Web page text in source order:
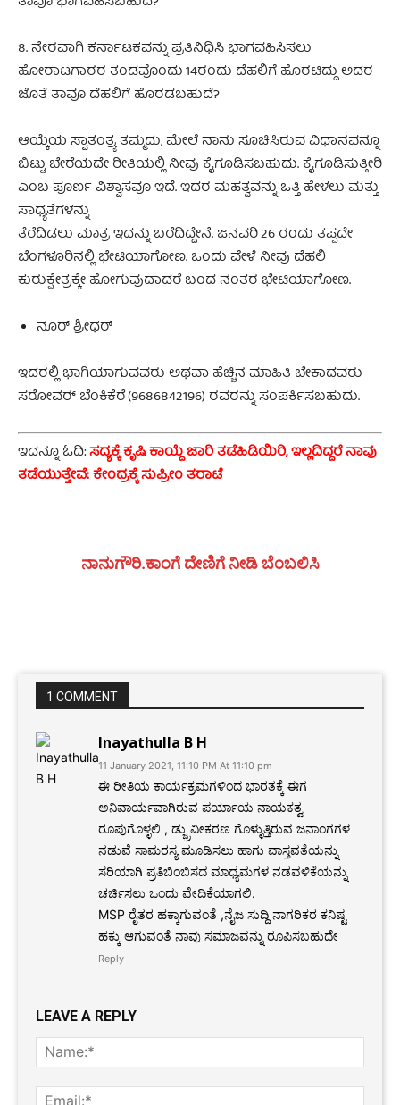
8. ನೇರವಾಗಿ ಕರ್ನಾಟಕವನ್ನು ಪ್ರತಿನಿಧಿಸಿ ಭಾಗವಹಿಸಿಸಲು
ಹೋರಾಟಗಾರರ ತಂಡವೊಂದು 14ರಂದು ದೆಹಲಿಗೆ ಹೊರಟಿದ್ದು ಅದರ
ಜೊತೆ ತಾವೂ ದೆಹಲಿಗೆ ಹೊರಡಬಹುದೆ?
ಆಯ್ಕೆಯ ಸ್ವಾತಂತ್ರ್ಯ ತಮ್ಮದು, ಮೇಲೆ ನಾನು ಸೂಚಿಸಿರುವ ವಿಧಾನವನ್ನೂ
ಬಿಟ್ಟು ಬೇರೆಯದೇ ರೀತಿಯಲ್ಲಿ ನೀವು ಕೈಗೂಡಿಸಬಹುದು. ಕೈಗೂಡಿಸುತ್ತೀರಿ
ಎಂಬ ಪೂರ್ಣ ವಿಶ್ವಾಸವೂ ಇದೆ. ಇದರ ಮಹತ್ವವನ್ನು ಒತ್ತಿ ಹೇಳಲು ಮತ್ತು
ಸಾಧ್ಯತೆಗಳನ್ನು
ತೆರೆದಿಡಲು ಮಾತ್ರ ಇದನ್ನು ಬರೆದಿದ್ದೇನೆ. ಜನವರಿ 26 ರಂದು ತಪ್ಪದೇ
ಬೆಂಗಳೂರಿನಲ್ಲಿ ಭೇಟಿಯಾಗೋಣ. ಒಂದು ವೇಳೆ ನೀವು ದೆಹಲಿ
ಕುರುಕ್ಷೇತ್ರಕ್ಕೇ ಹೋಗುವುದಾದರೆ ಬಂದ ನಂತರ ಭೇಟಿಯಾಗೋಣ.
ನೂರ್ ಶ್ರೀಧರ್
ಇದರಲ್ಲಿ ಭಾಗಿಯಾಗುವವರು ಅಥವಾ ಹೆಚ್ಚಿನ ಮಾಹಿತಿ ಬೇಕಾದವರು
ಸರೋವರ್‍ ಬೆಂಕಿಕೆರೆ (9686842196) ರವರನ್ನು ಸಂಪರ್ಕಿಸಬಹುದು.
ಇದನ್ನೂ ಓದಿ:ಸದ್ಯಕ್ಕೆ ಕೃಷಿ ಕಾಯ್ದೆ ಜಾರಿ ತಡೆಹಿಡಿಯಿರಿ, ಇಲ್ಲದಿದ್ದರೆ ನಾವು
ತಡೆಯುತ್ತೇವೆ: ಕೇಂದ್ರಕ್ಕೆ ಸುಪ್ರೀಂ ತರಾಟೆ
ನಾನುಗೌರಿ.ಕಾಂಗೆ ದೇಣಿಗೆ ನೀಡಿ ಬೆಂಬಲಿಸಿ
1 COMMENT
Inayathulla B H
11 January 2021, 11:10 PM At 11:10 pm
ಈ ರೀತಿಯ ಕಾರ್ಯಕ್ರಮಗಳಿಂದ ಭಾರತಕ್ಕೆ ಈಗ
ಅನಿವಾರ್ಯವಾಗಿರುವ ಪರ್ಯಾಯ ನಾಯಕತ್ವ
ರೂಪುಗೊಳ್ಳಲಿ , ಡ್ಜ್ರುವೀಕರಣ ಗೊಳ್ಳುತ್ತಿರುವ ಜನಾಂಗಗಳ
ನಡುವೆ ಸಾಮರಸ್ಯ ಮೂಡಿಸಲು ಹಾಗು ವಾಸ್ತವತೆಯನ್ನು
ಸರಿಯಾಗಿ ಪ್ರತಿಬಿಂಬಿಸದ ಮಾಧ್ಯಮಗಳ ನಡವಳಿಕೆಯನ್ನು
ಚರ್ಚಿಸಲು ಒಂದು ವೇದಿಕೆಯಾಗಲಿ.
MSP ರೈತರ ಹಕ್ಕಾಗುವಂತೆ ,ನೈಜ ಸುದ್ದಿ ನಾಗರಿಕರ ಕನಿಷ್ಟ
ಹಕ್ಕು ಆಗುವಂತೆ ನಾವು ಸಮಾಜವನ್ನು ರೂಪಿಸಬಹುದೇ
Reply
LEAVE A REPLY